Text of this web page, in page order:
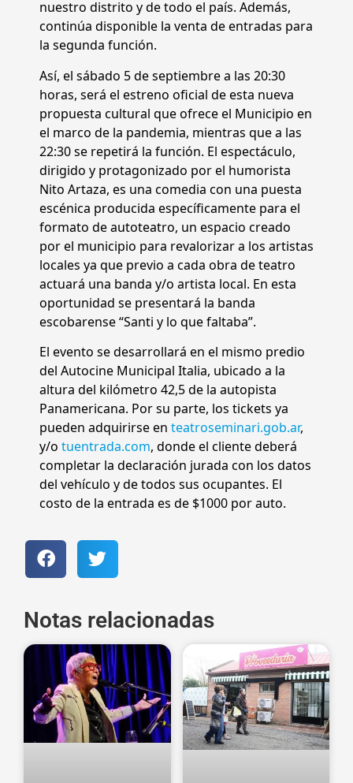
nuestro distrito y de todo el país. Además,
continúa disponible la venta de entradas para
la segunda función.
Así, el sábado 5 de septiembre a las 20:30
horas, será el estreno oficial de esta nueva
propuesta cultural que ofrece el Municipio en
el marco de la pandemia, mientras que a las
22:30 se repetirá la función. El espectáculo,
dirigido y protagonizado por el humorista
Nito Artaza, es una comedia con una puesta
escénica producida específicamente para el
formato de autoteatro, un espacio creado
por el municipio para revalorizar a los artistas
locales ya que previo a cada obra de teatro
actuará una banda y/o artista local. En esta
oportunidad se presentará la banda
escobarense “Santi y lo que faltaba”.
El evento se desarrollará en el mismo predio
del Autocine Municipal Italia, ubicado a la
altura del kilómetro 42,5 de la autopista
Panamericana. Por su parte, los tickets ya
pueden adquirirse en teatroseminari.gob.ar,
y/o tuentrada.com, donde el cliente deberá
completar la declaración jurada con los datos
del vehículo y de todos sus ocupantes. El
costo de la entrada es de $1000 por auto.
Notas relacionadas